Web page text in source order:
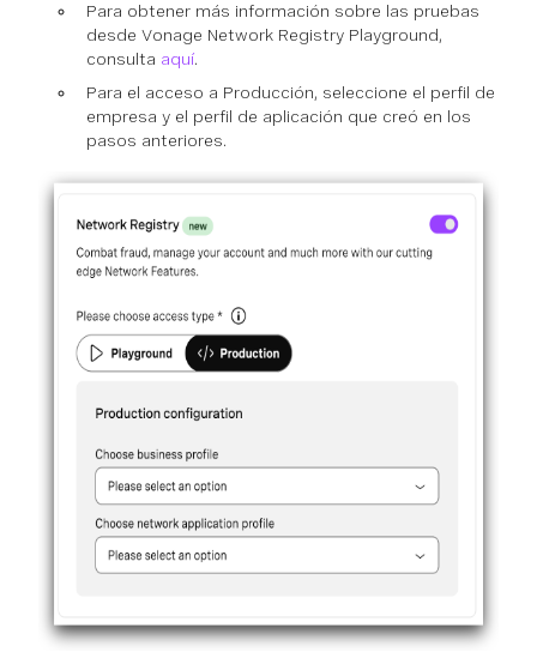
Para obtener más información sobre las pruebas
desde Vonage Network Registry Playground,
consulta aquí.
Para el acceso a Producción, seleccione el perfil de
empresa y el perfil de aplicación que creó en los
pasos anteriores.